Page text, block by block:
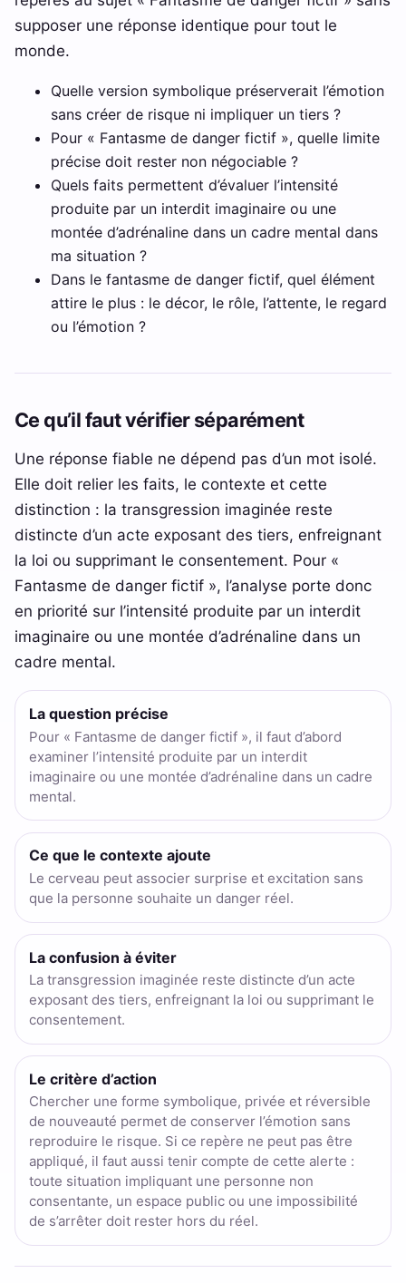
supposer une réponse identique pour tout le
monde.
Quelle version symbolique préserverait l’émotion
sans créer de risque ni impliquer un tiers ?
Pour « Fantasme de danger fictif », quelle limite
précise doit rester non négociable ?
Quels faits permettent d’évaluer l’intensité
produite par un interdit imaginaire ou une
montée d’adrénaline dans un cadre mental dans
ma situation ?
Dans le fantasme de danger fictif, quel élément
attire le plus : le décor, le rôle, l’attente, le regard
ou l’émotion ?
Ce qu’il faut vérifier séparément
Une réponse fiable ne dépend pas d’un mot isolé.
Elle doit relier les faits, le contexte et cette
distinction : la transgression imaginée reste
distincte d’un acte exposant des tiers, enfreignant
la loi ou supprimant le consentement. Pour «
Fantasme de danger fictif », l’analyse porte donc
en priorité sur l’intensité produite par un interdit
imaginaire ou une montée d’adrénaline dans un
cadre mental.
La question précise
Pour « Fantasme de danger fictif », il faut d’abord
examiner l’intensité produite par un interdit
imaginaire ou une montée d’adrénaline dans un cadre
mental.
Ce que le contexte ajoute
Le cerveau peut associer surprise et excitation sans
que la personne souhaite un danger réel.
La confusion à éviter
La transgression imaginée reste distincte d’un acte
exposant des tiers, enfreignant la loi ou supprimant le
consentement.
Le critère d’action
Chercher une forme symbolique, privée et réversible
de nouveauté permet de conserver l’émotion sans
reproduire le risque. Si ce repère ne peut pas être
appliqué, il faut aussi tenir compte de cette alerte :
toute situation impliquant une personne non
consentante, un espace public ou une impossibilité
de s’arrêter doit rester hors du réel.